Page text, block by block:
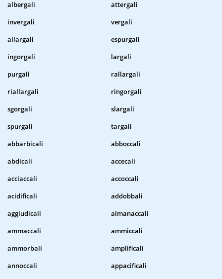
albergali
attergali
invergali
vergali
allargali
espurgali
ingorgali
largali
purgali
rallargali
riallargali
ringorgali
sgorgali
slargali
spurgali
targali
abbarbicali
abboccali
abdicali
accecali
acciaccali
accoccali
acidificali
addobbali
aggiudicali
almanaccali
ammaccali
ammiccali
ammorbali
amplificali
annoccali
appacificali